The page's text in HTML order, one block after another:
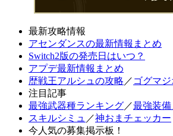
最新攻略情報
アセンダンスの最新情報まとめ
Switch2版の発売日はいつ？
アプデ最新情報まとめ
歴戦王アルシュの攻略 ／ ゴグマ
注目記事
最強武器種ランキング／最強装
スキルシミュ ／神おまチェッカー
今人気の募集掲示板！